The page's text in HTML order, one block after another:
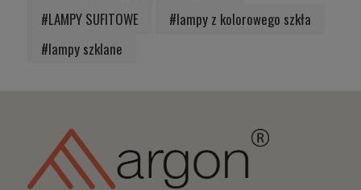
#LAMPY SUFITOWE
#lampy z kolorowego szkła
#lampy szklane